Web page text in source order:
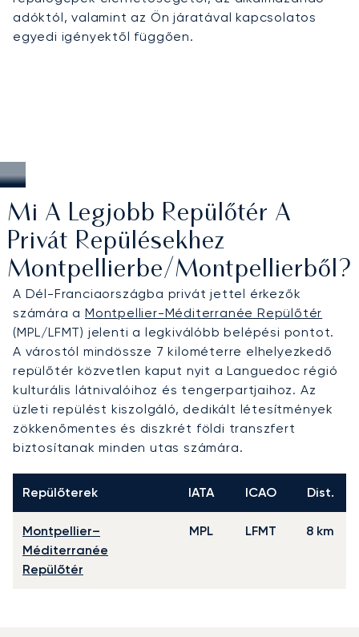
adóktól, valamint az Ön járatával kapcsolatos
egyedi igényektől függően.
Mi A Legjobb Repülőtér A
Privát Repülésekhez
Montpellierbe/Montpellierből?
A Dél-Franciaországba privát jettel érkezők
számára aMontpellier-Méditerranée Repülőtér
(MPL/LFMT) jelenti a legkiválóbb belépési pontot.
A várostól mindössze 7 kilométerre elhelyezkedő
repülőtér közvetlen kaput nyit a Languedoc régió
kulturális látnivalóihoz és tengerpartjaihoz. Az
üzleti repülést kiszolgáló, dedikált létesítmények
zökkenőmentes és diszkrét földi transzfert
biztosítanak minden utas számára.
Repülőterek IATA ICAO Dist.
Montpellier–
Méditerranée
Repülőtér
MPL LFMT 8 km